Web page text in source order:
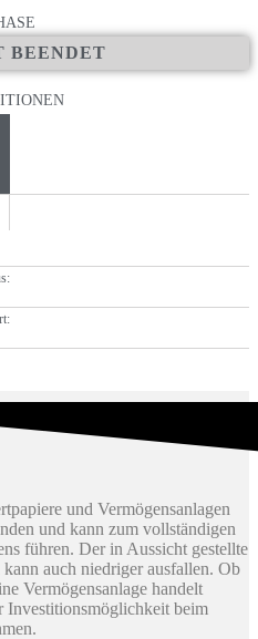
BEENDET
und Vermögensanlagen
und kann zum vollständigen
führen. Der in Aussicht gestellte
auch niedriger ausfallen. Ob
Vermögensanlage handelt
Investitionsmöglichkeit beim